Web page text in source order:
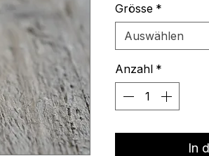
Grösse *
Auswählen
Anzahl *
In